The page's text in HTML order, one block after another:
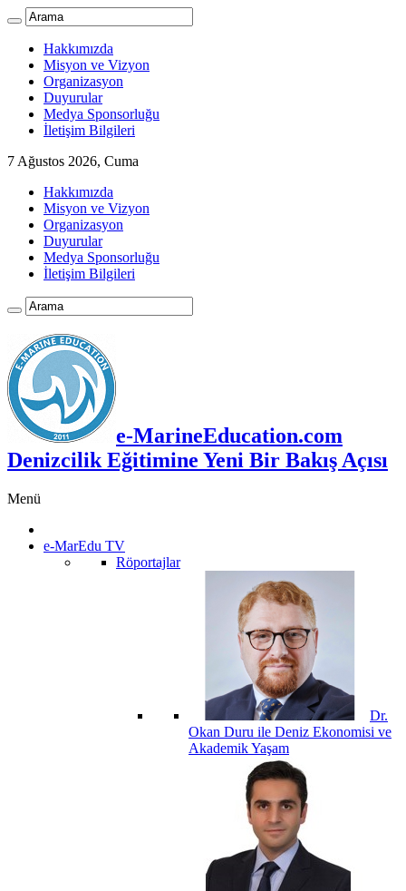
Hakkımızda
Misyon ve Vizyon
Organizasyon
Duyurular
Medya Sponsorluğu
İletişim Bilgileri
7 Ağustos 2026, Cuma
Hakkımızda
Misyon ve Vizyon
Organizasyon
Duyurular
Medya Sponsorluğu
İletişim Bilgileri
e-MarineEducation.com
Denizcilik Eğitimine Yeni Bir Bakış Açısı
Menü
e-MarEdu TV
Röportajlar
Dr.
Okan Duru ile Deniz Ekonomisi ve
Akademik Yaşam